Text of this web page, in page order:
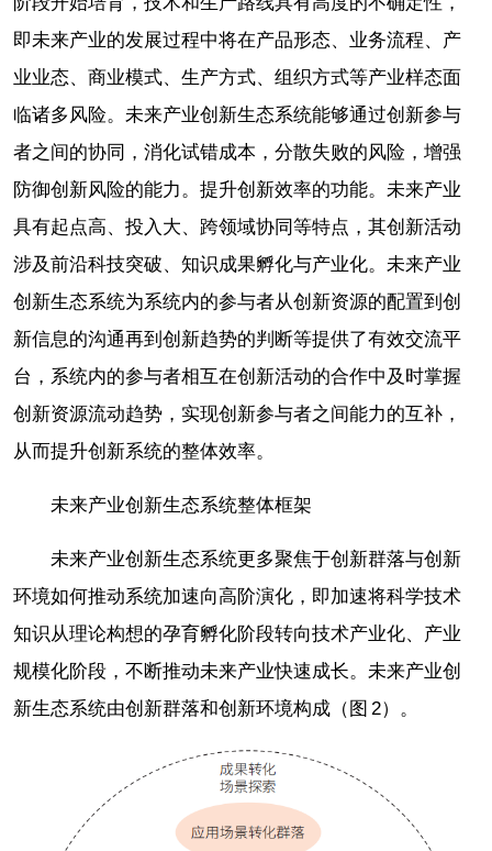
即未来产业的发展过程中将在产品形态、业务流程、产
业业态、商业模式、生产方式、组织方式等产业样态面
临诸多风险。未来产业创新生态系统能够通过创新参与
者之间的协同，消化试错成本，分散失败的风险，增强
防御创新风险的能力。提升创新效率的功能。未来产业
具有起点高、投入大、跨领域协同等特点，其创新活动
涉及前沿科技突破、知识成果孵化与产业化。未来产业
创新生态系统为系统内的参与者从创新资源的配置到创
新信息的沟通再到创新趋势的判断等提供了有效交流平
台，系统内的参与者相互在创新活动的合作中及时掌握
创新资源流动趋势，实现创新参与者之间能力的互补，
从而提升创新系统的整体效率。
未来产业创新生态系统整体框架
未来产业创新生态系统更多聚焦于创新群落与创新
环境如何推动系统加速向高阶演化，即加速将科学技术
知识从理论构想的孕育孵化阶段转向技术产业化、产业
规模化阶段，不断推动未来产业快速成长。未来产业创
新生态系统由创新群落和创新环境构成（图 2）。